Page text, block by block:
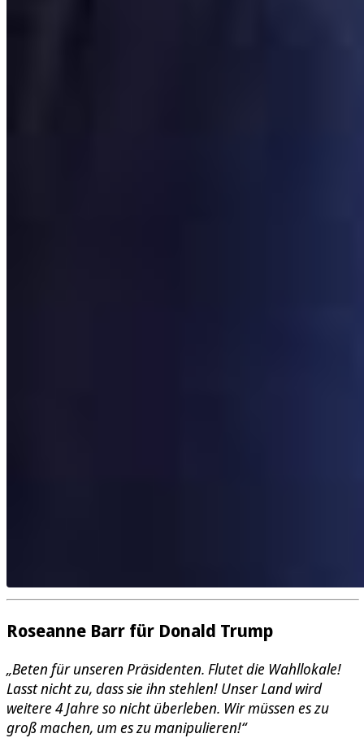
Roseanne Barr für Donald Trump
„Beten für unseren Präsidenten. Flutet die Wahllokale!
Lasst nicht zu, dass sie ihn stehlen! Unser Land wird
weitere 4 Jahre so nicht überleben. Wir müssen es zu
groß machen, um es zu manipulieren!“